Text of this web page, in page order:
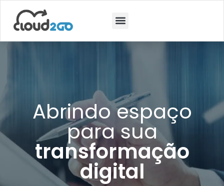
Abrindo espaço
para sua
transformação
digital